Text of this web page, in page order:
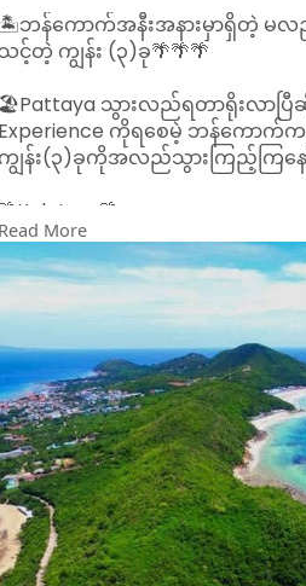
Kood🌴
ကျွန်းကတော့ဘန်ကောက်ကနေနည်းန
ည်သင့်တဲ့ကျွန်း၁ကျွန်းလည်းဖြစ်ပါ
Bao Beach,Ao Noi
ရေတံခွန်နဲ့ တခြားသဘာ၀အလှ
ည်ပတ်သူများကိုထပ်ခါထပ်ခါပြန်လာ
တ်ဆိတ်ငြိမ်သက်စွာဖြင့်ခရီးသွားမျာ
တွက်ကျွန်းပေါ်တွင် Hotelနှင်
တ်ခြင်းကိုကြိုက်နှစ်သက်သူများအ
န်းများကိုကြည့်ရှုနိုင်ရန်
ဘန်ကောက်အနီးအနားမှာရှိတဲ့ မ
င့်တဲ့ ကျွန်း (၃)ခု🌴🌴🌴
သွားလည်ရတာရိုးလာပ
ကိုရစေမဲ့ ဘန်ကောက်
ျွန်း(၃)ခုကိုအလည်သွားကြည့်ကြနေ
Larn🌴
နားကကျွန်း၁ကျွန်းဖြစ်တဲ့
တွေကြားထဲမှာတော့
ယ်။လာရောက်လည်ပတ်ကြသူမျာ
ေကနေ ကြည်လင်တဲ့ပင်လယ်ရေနဲ့ပြ
လှကိုခံစားကြည့်မြင်နိုင်မှာဖြစ်ပါတ
Buddha
ရာကောင်းတဲ့နေရာများလည်းရှိပါသေ
ယက်လှေလှော်ခြင်း၊Snorkeling လုပ်
ည်း Koh Larn ကျွန်းမှာလုပ်လို့ရနို
Kham🌴
More